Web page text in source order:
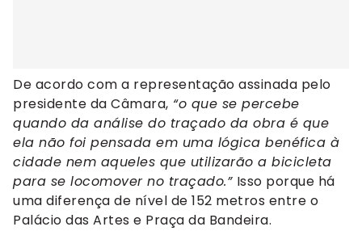
De acordo com a representação assinada pelo
presidente da Câmara, “o que se percebe
quando da análise do traçado da obra é que
ela não foi pensada em uma lógica benéfica à
cidade nem aqueles que utilizarão a bicicleta
para se locomover no traçado.” Isso porque há
uma diferença de nível de 152 metros entre o
Palácio das Artes e Praça da Bandeira.